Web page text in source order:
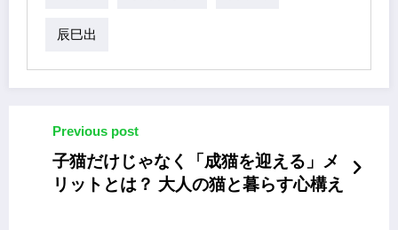
辰巳出
Previous post
子猫だけじゃなく「成猫を迎える」メ
リットとは？ 大人の猫と暮らす心構え